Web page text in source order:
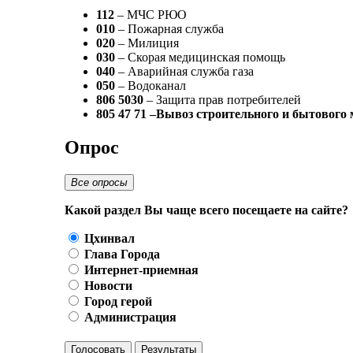
112 – МЧС РЮО
010 – Пожарная служба
020 – Милиция
030 – Скорая медицинская помощь
040 – Аварийная служба газа
050 – Водоканал
806 5030 – Защита прав потребителей
805 47 71 –Вывоз строительного и бытового
Опрос
Все опросы
Какой раздел Вы чаще всего посещаете на сайте?
Цхинвал
Глава Города
Интернет-приемная
Новости
Город герой
Администрация
Голосовать Результаты